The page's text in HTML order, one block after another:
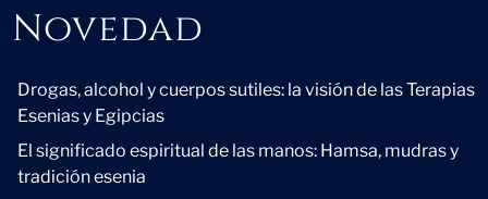
Novedad
Novedad
Drogas, alcohol y cuerpos sutiles: la visión de las Terapias
Esenias y Egipcias
El significado espiritual de las manos: Hamsa, mudras y
tradición esenia